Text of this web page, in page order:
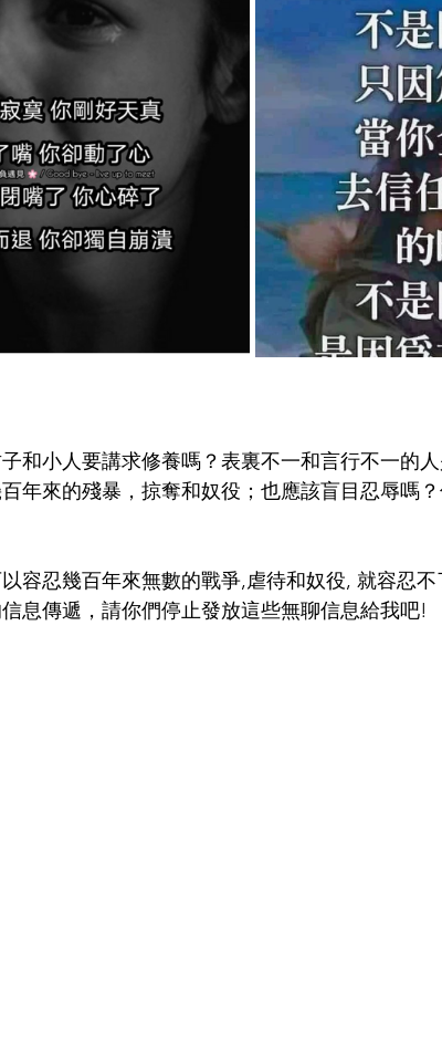
和小人要講求修養嗎？表裏不一和言行不一的
年來的殘暴，掠奪和奴役；也應該盲目忍辱嗎
容忍幾百年來無數的戰爭,虐待和奴役, 就容忍
息傳遞，請你們停止發放這些無聊信息給我吧!